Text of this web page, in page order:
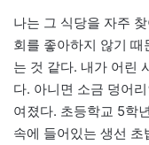
나는 그 식당을 자주
회를 좋아하지 않기
는 것 같다. 내가 어린
다. 아니면 소금 덩어
여졌다. 초등학교 5학
속에 들어있는 생선